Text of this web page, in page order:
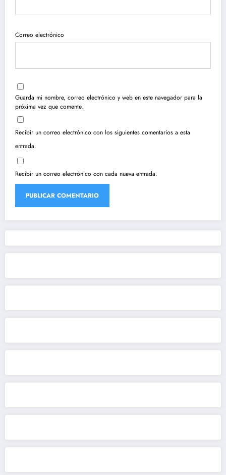
Correo electrónico
Guarda mi nombre, correo electrónico y web en este navegador para la
próxima vez que comente.
Recibir un correo electrónico con los siguientes comentarios a esta
entrada.
Recibir un correo electrónico con cada nueva entrada.